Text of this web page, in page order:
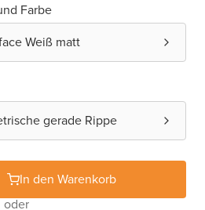
Farbe
Weiß matt
gerade Rippe
In den Warenkorb
oder